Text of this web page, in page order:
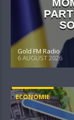
Gold FM Radio
6 AUGUST 2026
ECONOMIE